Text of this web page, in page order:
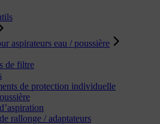
aspirateurs eau / poussière
de filtre
de protection individuelle
rallonge / adaptateurs